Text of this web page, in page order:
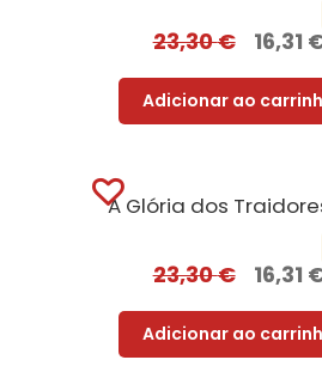
23,30€ 16,31
Adicionar ao
23,30€ 16,31
Adicionar ao